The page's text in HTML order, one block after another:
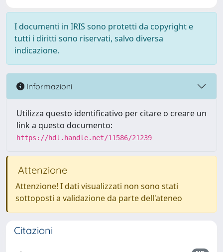
I documenti in IRIS sono protetti da copyright e
tutti i diritti sono riservati, salvo diversa
indicazione.
Informazioni
Utilizza questo identificativo per citare o creare un
link a questo documento:
https://hdl.handle.net/11586/21239
Attenzione
Attenzione! I dati visualizzati non sono stati
sottoposti a validazione da parte dell'ateneo
Citazioni